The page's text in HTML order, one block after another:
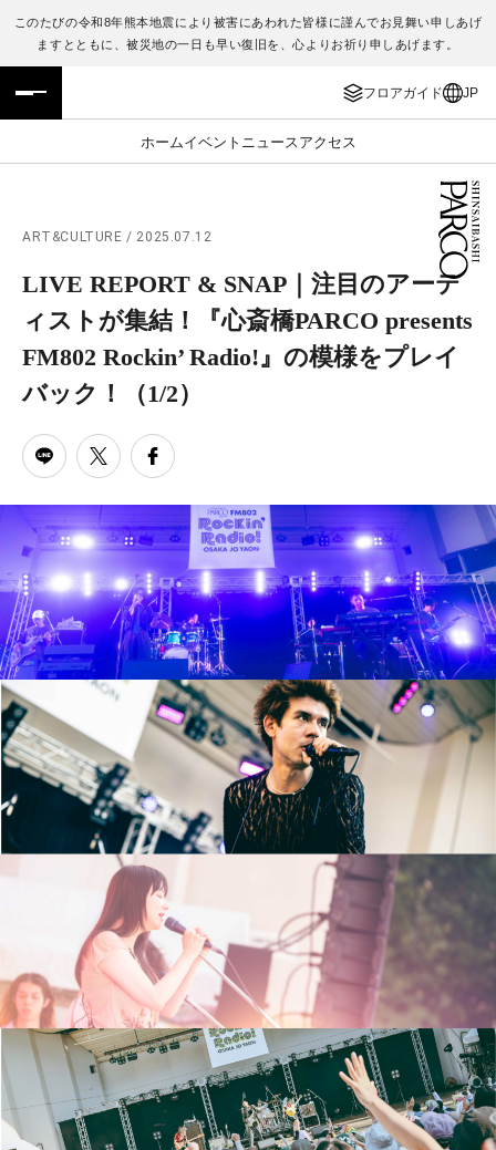
このたびの令和8年熊本地震により被害にあわれた皆様に謹んでお見舞い申しあげ
ますとともに、被災地の一日も早い復旧を、心よりお祈り申しあげます。
フロアガイド JP
ホームイベント ニュース アクセス
フロアガイド
施設案内・アクセス
レストラン・カフェ
TAX FREE
PARCOメンバーズ
JP
ENGLISH
繁体字
ภาษาไทย
日本語
ART&CULTURE / 2025.07.12
LIVE REPORT & SNAP｜注目のアーテ
ィストが集結！『心斎橋PARCO presents
FM802 Rockin’ Radio!』の模様をプレイ
バック！
（1/2）